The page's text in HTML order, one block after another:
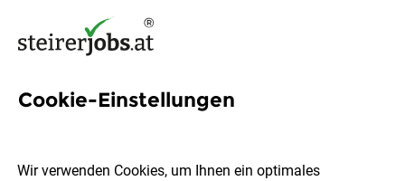
Social Media Manager
Cookie-Einstellungen
Wir verwenden Cookies, um Ihnen ein optimales